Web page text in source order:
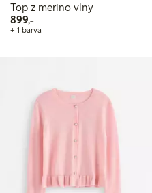
Top z merino vlny
899,-899,00 Kč
+ 1 barva